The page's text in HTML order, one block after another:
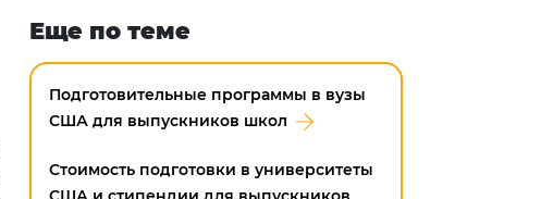
Еще по теме
Подготовительные программы в вузы
США для выпускников школ
Стоимость подготовки в университеты